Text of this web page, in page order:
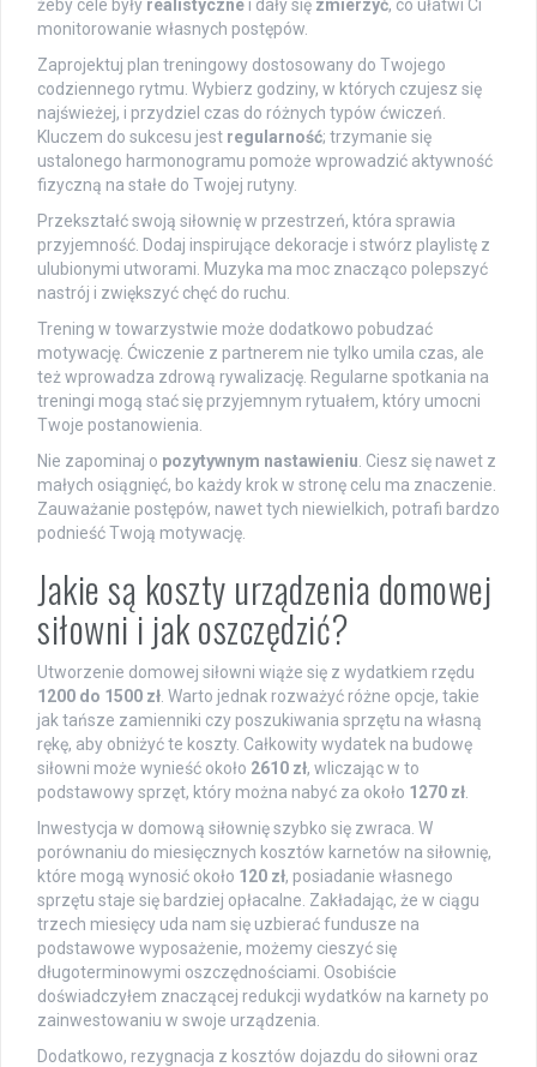
żeby cele były realistyczne i dały się zmierzyć, co ułatwi Ci
monitorowanie własnych postępów.
Zaprojektuj plan treningowy dostosowany do Twojego
codziennego rytmu. Wybierz godziny, w których czujesz się
najświeżej, i przydziel czas do różnych typów ćwiczeń.
Kluczem do sukcesu jest regularność; trzymanie się
ustalonego harmonogramu pomoże wprowadzić aktywność
fizyczną na stałe do Twojej rutyny.
Przekształć swoją siłownię w przestrzeń, która sprawia
przyjemność. Dodaj inspirujące dekoracje i stwórz playlistę z
ulubionymi utworami. Muzyka ma moc znacząco polepszyć
nastrój i zwiększyć chęć do ruchu.
Trening w towarzystwie może dodatkowo pobudzać
motywację. Ćwiczenie z partnerem nie tylko umila czas, ale
też wprowadza zdrową rywalizację. Regularne spotkania na
treningi mogą stać się przyjemnym rytuałem, który umocni
Twoje postanowienia.
Nie zapominaj o pozytywnym nastawieniu . Ciesz się nawet z
małych osiągnięć, bo każdy krok w stronę celu ma znaczenie.
Zauważanie postępów, nawet tych niewielkich, potrafi bardzo
podnieść Twoją motywację.
Jakie są koszty urządzenia domowej
siłowni i jak oszczędzić?
Utworzenie domowej siłowni wiąże się z wydatkiem rzędu
1200 do 1500 zł . Warto jednak rozważyć różne opcje, takie
jak tańsze zamienniki czy poszukiwania sprzętu na własną
rękę, aby obniżyć te koszty. Całkowity wydatek na budowę
siłowni może wynieść około 2610 zł, wliczając w to
podstawowy sprzęt, który można nabyć za około 1270 zł
Inwestycja w domową siłownię szybko się zwraca. W
porównaniu do miesięcznych kosztów karnetów na siłownię,
które mogą wynosić około 120 zł, posiadanie własnego
sprzętu staje się bardziej opłacalne. Zakładając, że w ciągu
trzech miesięcy uda nam się uzbierać fundusze na
podstawowe wyposażenie, możemy cieszyć się
długoterminowymi oszczędnościami. Osobiście
doświadczyłem znaczącej redukcji wydatków na karnety po
zainwestowaniu w swoje urządzenia.
Dodatkowo, rezygnacja z kosztów dojazdu do siłowni oraz